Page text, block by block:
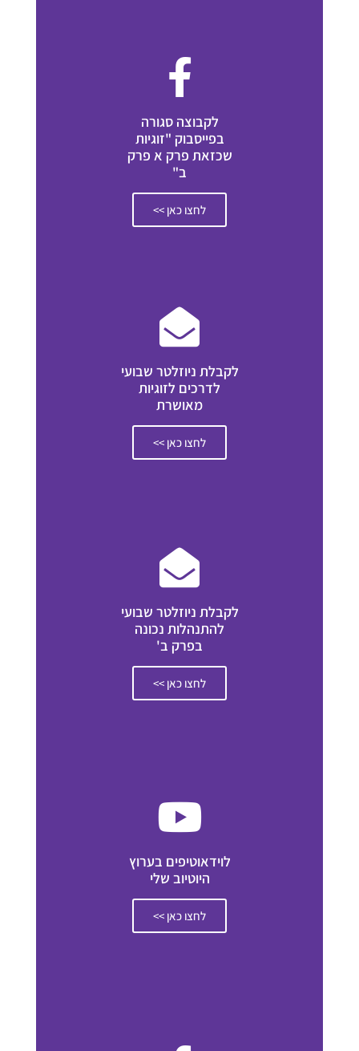
לקבוצה סגורה
בפייסבוק "זוגיות
שכזאת פרק א פרק
ב"
לחצו כאן >>
לקבלת ניוזלטר שבועי
לדרכים לזוגיות
מאושרת
לחצו כאן >>
לקבלת ניוזלטר שבועי
להתנהלות נכונה
בפרק ב'
לחצו כאן >>
לוידאוטיפים בערוץ
היוטיוב שלי
לחצו כאן >>